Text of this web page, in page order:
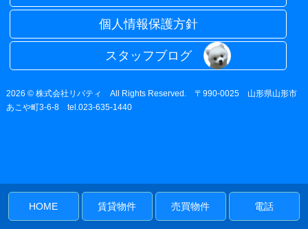
個人情報保護方針
スタッフブログ
2026 © 株式会社リバティ All Rights Reserved. 〒990-0025 山形県山形市
あこや町3-6-8 tel.023-635-1440
HOME 賃貸物件 売買物件 電話